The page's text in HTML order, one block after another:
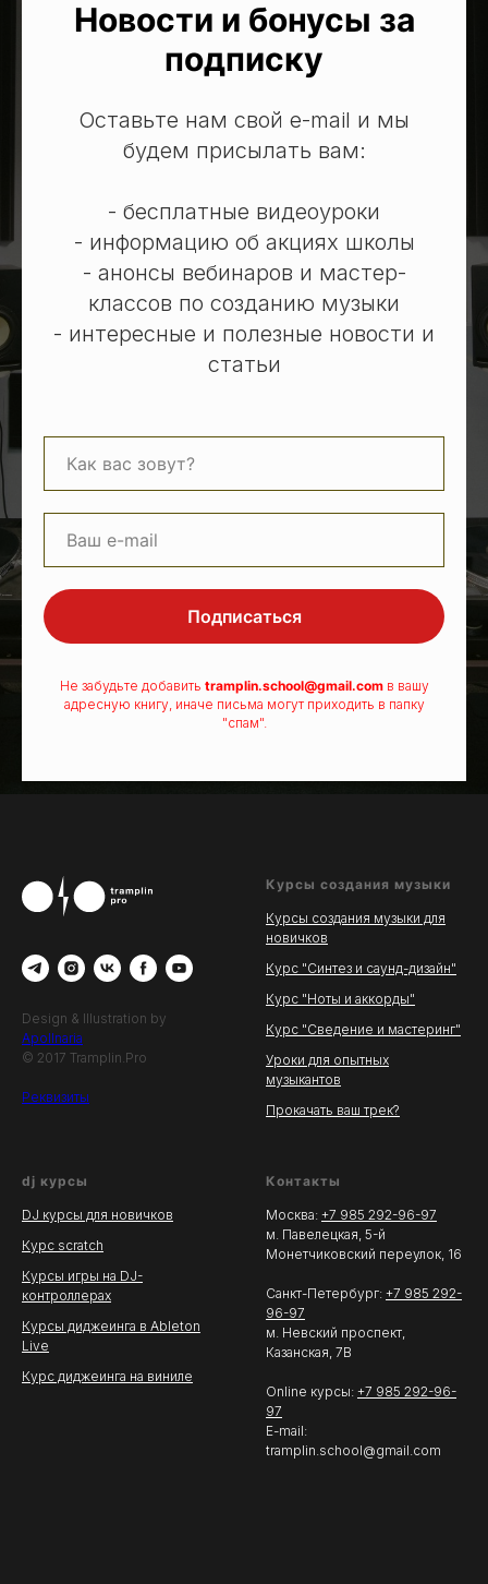
Новости и бонусы за
подписку
Оставьте нам свой e-mail и мы
будем присылать вам:
- бесплатные видеоуроки
- информацию об акциях школы
- анонсы вебинаров и мастер-
классов по созданию музыки
- интересные и полезные новости и
статьи
Подписаться
Не забудьте добавить tramplin.school@gmail.com в вашу
адресную книгу, иначе письма могут приходить в папку
"спам".
Design & Illustration by
Apollnaria
© 2017 Tramplin.Pro
Реквизиты
Курсы создания музыки
Курсы создания музыки для
новичков
Курс "Синтез и саунд-дизайн"
Курс "Ноты и аккорды"
Курс "Сведение и мастеринг"
Уроки для опытных
музыкантов
Прокачать ваш трек?
dj курсы
DJ курсы для новичков
Курс scratch
Курсы игры на DJ-
контроллерах
Курсы диджеинга в Ableton
Live
Курс диджеинга на виниле
Контакты
Москва: +7 985 292-96-97
м. Павелецкая, 5-й
Монетчиковский переулок, 16
Санкт-Петербург: +7 985 292-
96-97
м. Невский проспект,
Казанская, 7В
Online курсы: +7 985 292-96-
97
E-mail:
tramplin.school@gmail.com